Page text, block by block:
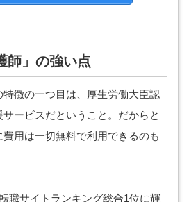
師」の強い点
特徴の一つ目は、厚生労働大臣認
ービスだということ。だからと
用は一切無料で利用できるのも
職サイトランキング総合1位に輝